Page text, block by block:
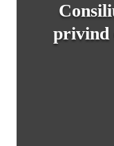
privind